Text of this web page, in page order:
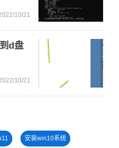
10/21
d盘
10/21
安装win10系统